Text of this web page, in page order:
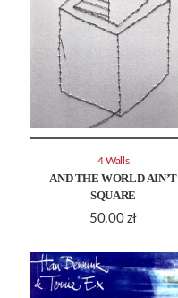
AND THE WORLD AIN’T
SQUARE
50.00 zł
4 Walls